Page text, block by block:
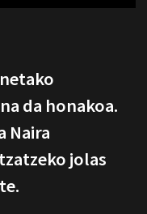
da honakoa.
Naira
jolas